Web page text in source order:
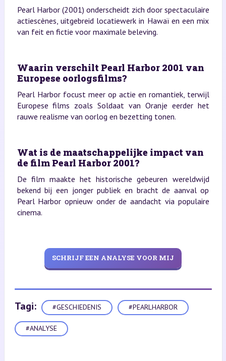
Pearl Harbor (2001) onderscheidt zich door spectaculaire
actiescènes, uitgebreid locatiewerk in Hawaï en een mix
van feit en fictie voor maximale beleving.
Waarin verschilt Pearl Harbor 2001 van
Europese oorlogsfilms?
Pearl Harbor focust meer op actie en romantiek, terwijl
Europese films zoals Soldaat van Oranje eerder het
rauwe realisme van oorlog en bezetting tonen.
Wat is de maatschappelijke impact van
de film Pearl Harbor 2001?
De film maakte het historische gebeuren wereldwijd
bekend bij een jonger publiek en bracht de aanval op
Pearl Harbor opnieuw onder de aandacht via populaire
cinema.
SCHRIJF EEN ANALYSE VOOR MIJ
Tagi: #GESCHIEDENIS #PEARLHARBOR
#ANALYSE